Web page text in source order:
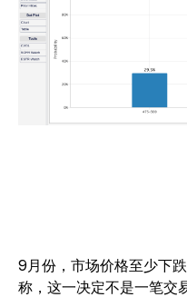
9月份，市场价格至少下
称，这一决定不是一笔交